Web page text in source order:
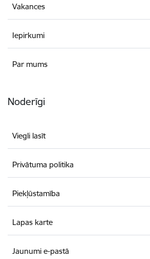
Vakances
Iepirkumi
Par mums
Noderīgi
Viegli lasīt
Privātuma politika
Piekļūstamība
Lapas karte
Jaunumi e-pastā